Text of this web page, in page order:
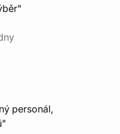
personál,